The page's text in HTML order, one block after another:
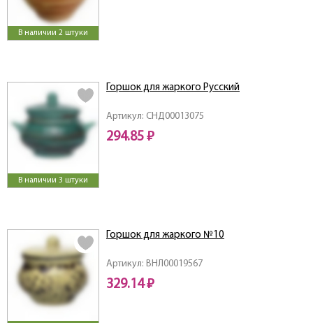
В наличии 2 штуки
В наличии 3 штуки
Артикул: СНД00013075
Горшок для жаркого Русский
294.85 ₽
Артикул: ВНЛ00019567
Горшок для жаркого №10
329.14 ₽